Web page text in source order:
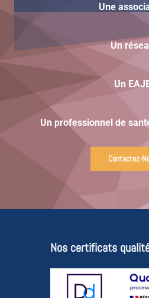
Une
Un
Un
Un professionnel de
Contactez-
Nos certificats